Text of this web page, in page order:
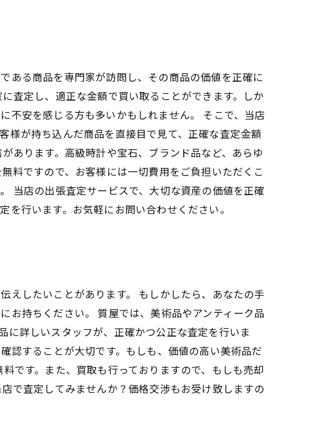
ある商品を専門家が訪問し、その商品の価値を正確に
査定し、適正な金額で買い取ることができます。しか
不安を感じる方も多いかもしれません。 そこで、当店
様が持ち込んだ商品を直接目で見て、正確な査定金額
あります。高級時計や宝石、ブランド品など、あらゆ
料ですので、お客様には一切費用をご負担いただくこ
当店の出張査定サービスで、大切な資産の価値を正確
行います。お気軽にお問い合わせください。
えしたいことがあります。 もしかしたら、あなたの手
お持ちください。 質屋では、美術品やアンティーク品
に詳しいスタッフが、正確かつ公正な査定を行いま
認することが大切です。もしも、価値の高い美術品だ
です。また、買取も行っておりますので、もしも売却
で査定してみませんか？価格交渉もお受け致しますの